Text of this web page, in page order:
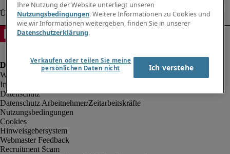
Impressum
Datenschutz
Datenschutz Arbeitnehmer/Zeitarbeitskräfte
Nutzungsbedingungen
Cookies
Hinweisgebersystem
Webmaster Feedback
Recruitment Scam
Ihre Nutzung der Website unterliegt unseren
Nutzungsbedingungen. Weitere Informationen zu Cookies und
wie wir Informationen weitergeben, finden Sie in unserer
Datenschutzerklärung.
Verkaufen oder teilen Sie meine
persönlichen Daten nicht
Ich verstehe